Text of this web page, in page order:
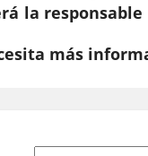
la
más